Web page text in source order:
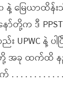
နဲ့ မြေယာထိန်
ာ်တို့က ဒီ PPST
နဲ့ ပါပ
တို့ အခု ထက်ထိ န
. . . . . . . . . .